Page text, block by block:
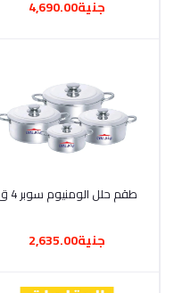
جنية4,690.00
أضف إلى السلة
طقم حلل الومنيوم سوبر 4 ق
جنية2,635.00